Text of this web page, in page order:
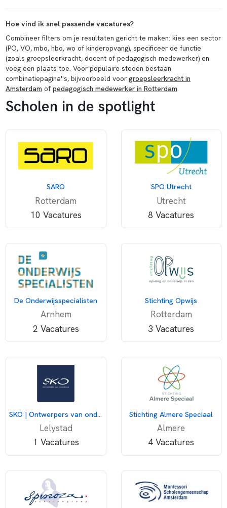
Hoe vind ik snel passende vacatures?
Combineer filters om je resultaten gericht te maken: kies een sector
(PO, VO, mbo, hbo, wo of kinderopvang), specificeer de functie
(zoals groepsleerkracht, docent of pedagogisch medewerker) en
voeg een plaats toe. Voor populaire steden bestaan
combinatiepagina''s, bijvoorbeeld voor groepsleerkracht in
Amsterdam of pedagogisch medewerker in Rotterdam.
Scholen in de spotlight
SARO
Rotterdam
10 Vacatures
SPO Utrecht
Utrecht
8 Vacatures
De Onderwijsspecialisten
Arnhem
2 Vacatures
Stichting Opwijs
Rotterdam
3 Vacatures
SKO | Ontwerpers van onderwijs
Lelystad
1 Vacatures
Stichting Almere Speciaal
Almere
4 Vacatures